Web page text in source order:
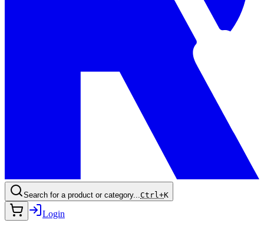
Search for a product or category...Ctrl+K
Login